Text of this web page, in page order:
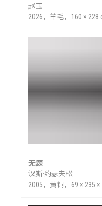
赵玉
2026，羊毛，160 ×
无题
汉斯·约瑟夫松
2005，黄铜，69 × 235